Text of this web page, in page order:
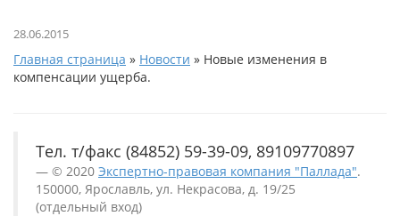
28.06.2015
Главная страница » Новости » Новые изменения в
компенсации ущерба.
Тел. т/факс (84852) 59-39-09, 89109770897
© 2020 Экспертно-правовая компания "Паллада".
150000, Ярославль, ул. Некрасова, д. 19/25
(отдельный вход)